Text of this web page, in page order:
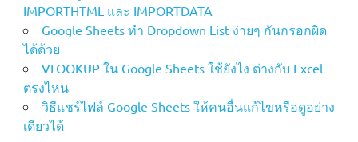
IMPORTHTML และ IMPORTDATA
Google Sheets ทำ Dropdown List ง่ายๆ กันกรอกผิด
ได้ด้วย
VLOOKUP ใน Google Sheets ใช้ยังไง ต่างกับ Excel
ตรงไหน
วิธีแชร์ไฟล์ Google Sheets ให้คนอื่นแก้ไขหรือดูอย่าง
เดียวได้